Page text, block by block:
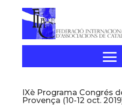
IXè Programa Congrés
Provença (10-12 oct.